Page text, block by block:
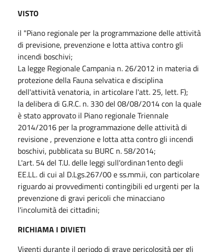
VISTO
il "Piano regionale per la programmazione delle attività
di previsione, prevenzione e lotta attiva contro gli
incendi boschivi;
La legge Regionale Campania n. 26/2012 in materia di
protezione della Fauna selvatica e disciplina
dell'attività venatoria, in articolare l'att. 25, lett. F);
la delibera di G.R.C. n. 330 del 08/08/2014 con la quale
è stato approvato il Piano regionale Triennale
2014/2016 per la programmazione delle attività di
revisione , prevenzione e lotta atta contro gli incendi
boschivi, pubblicata su BURC n. 58/2014;
L'art. 54 del T.U. delle leggi sull'ordinan1ento degli
EE.LL. di cui al D.Lgs.267/00 e ss.mm.ii, con particolare
riguardo ai provvedimenti contingibili ed urgenti per la
prevenzione di gravi pericoli che minacciano
l'incolumità dei cittadini;
RICHIAMA I DIVIETI
Vigenti durante il periodo di grave pericolosità per gli